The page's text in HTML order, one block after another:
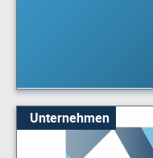
Unternehmen